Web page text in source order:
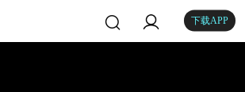
下载APP